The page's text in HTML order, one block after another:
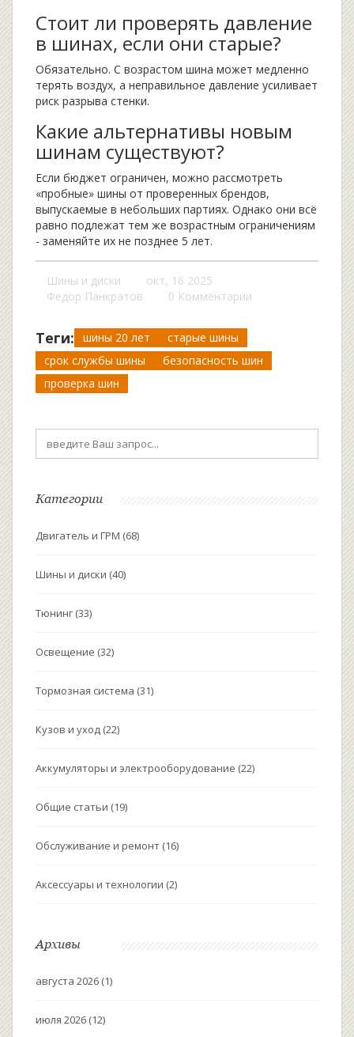
Стоит ли проверять давление
в шинах, если они старые?
Обязательно. С возрастом шина может медленно
терять воздух, а неправильное давление усиливает
риск разрыва стенки.
Какие альтернативы новым
шинам существуют?
Если бюджет ограничен, можно рассмотреть
«пробные» шины от проверенных брендов,
выпускаемые в небольших партиях. Однако они всё
равно подлежат тем же возрастным ограничениям
- заменяйте их не позднее 5 лет.
Шины и диски
окт, 16 2025
Федор Панкратов
0 Комментарии
Теги: шины 20 лет
старые шины
срок службы шины
безопасность шин
проверка шин
Категории
Двигатель и ГРМ (68)
Шины и диски (40)
Тюнинг (33)
Освещение (32)
Тормозная система (31)
Кузов и уход (22)
Аккумуляторы и электрооборудование (22)
Общие статьи (19)
Обслуживание и ремонт (16)
Аксессуары и технологии (2)
Архивы
августа 2026 (1)
июля 2026 (12)